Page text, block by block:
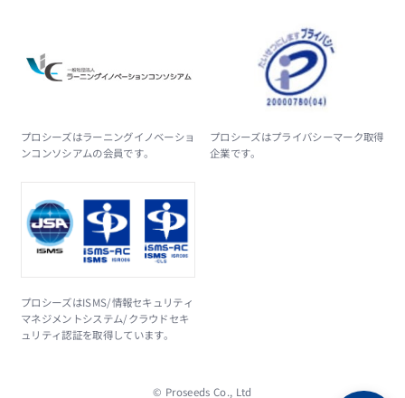
プロシーズはラーニングイノベーショ
ンコンソシアムの会員です。
プロシーズはプライバシーマーク取得
企業です。
プロシーズはISMS/情報セキュリティ
マネジメントシステム/クラウドセキ
ュリティ認証を取得しています。
© Proseeds Co., Ltd